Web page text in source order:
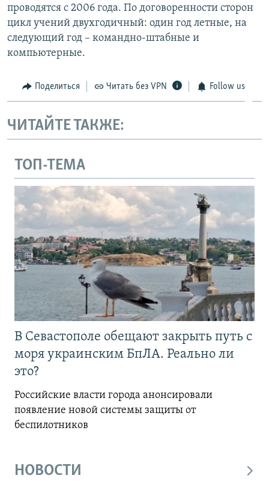
проводятся с 2006 года. По договоренности сторон
цикл учений двухгодичный: один год летные, на
следующий год – командно-штабные и
компьютерные.
Поделиться Читать без VPN Follow us
ЧИТАЙТЕ ТАКЖЕ:
ТОП-ТЕМА
В Севастополе обещают закрыть путь с
моря украинским БпЛА. Реально ли
это?
Российские власти города анонсировали
появление новой системы защиты от
беспилотников
НОВОСТИ